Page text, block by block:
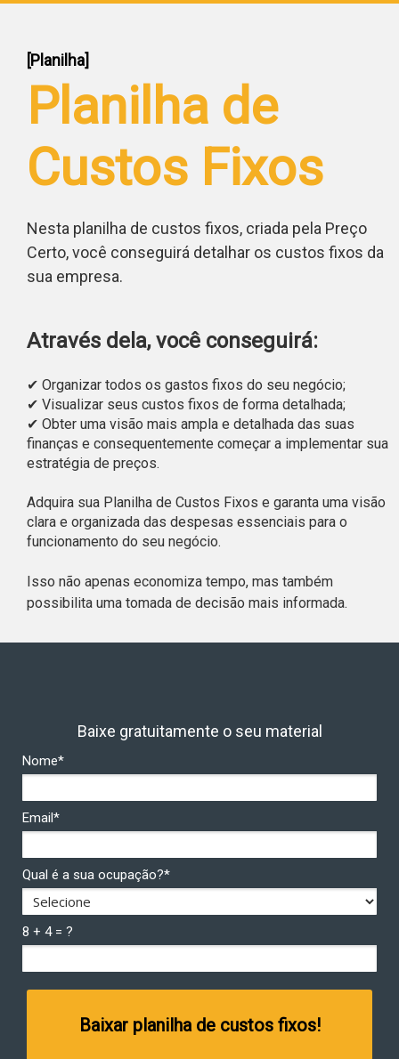
[Planilha]
Planilha de
Custos Fixos
Nesta planilha de custos fixos, criada pela Preço
Certo, você conseguirá detalhar os custos fixos da
sua empresa.
Através dela, você conseguirá:
✔ Organizar todos os gastos fixos do seu negócio;
✔ Visualizar seus custos fixos de forma detalhada;
✔ Obter uma visão mais ampla e detalhada das suas
finanças e consequentemente começar a implementar sua
estratégia de preços.
Adquira sua Planilha de Custos Fixos e garanta uma visão
clara e organizada das despesas essenciais para o
funcionamento do seu negócio.
Isso não apenas economiza tempo, mas também
possibilita uma tomada de decisão mais informada.
Baixe gratuitamente o seu material
Nome*
Email*
Qual é a sua ocupação?*
8 + 4 = ?
Baixar planilha de custos fixos!